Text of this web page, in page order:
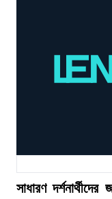
সাধারণ